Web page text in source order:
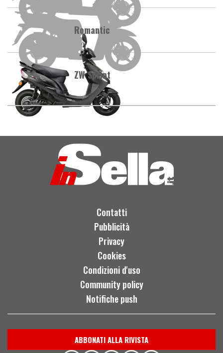
Romantic
ZW Sprint
Contatti
Pubblicità
Privacy
Cookies
Condizioni d'uso
Community policy
Notifiche push
ABBONATI ALLA RIVISTA